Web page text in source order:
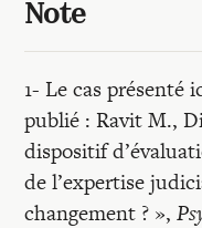
Note
1- Le cas présenté
publié : Ravit M.,
dispositif
de l’expertise
changement ? »,